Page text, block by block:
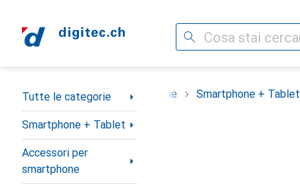
Cerca
Categoria Navigazione
Tutte le categorie
Smartphone + Tablet
Accessori per
smartphone
Tutte le categorie Smartphone + Tablet